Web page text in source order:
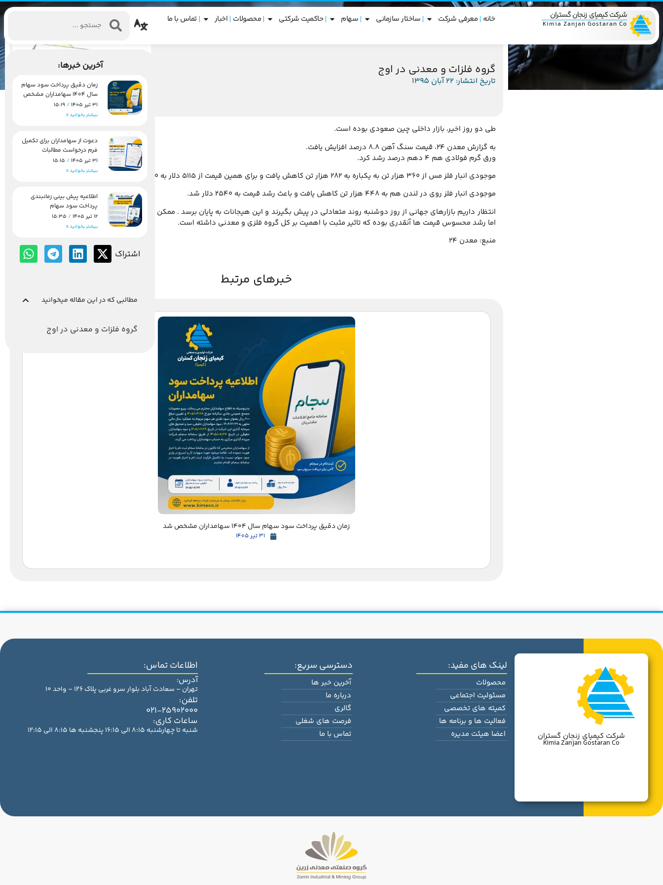
شرکت کیمیای زنجان گستران
Kimia Zanjan Gostaran Co خانه معرفی شرکت ساختار سازمانی سهام حاکمیت شرکتی محصولات اخبار تماس با ما
گروه فلزات و معدنی در اوج
تاریخ انتشار: 22 آبان 1395
طی دو روز اخیر، بازار داخلی چین صعودی بوده است.
به گزارش معدن 24، قیمت سنگ آهن 8.8 درصد افزایش یافت.
ورق گرم فولادی هم 4 دهم درصد رشد کرد.
موجودی انبار فلز مس از 360 هزار تن به یکباره به 282 هزار تن کاهش یافت و برای همین قیمت از 5115 دلار به 5650 دلار رسید.
موجودی انبار فلز روی در لندن هم به 448 هزار تن کاهش یافت و باعث رشد قیمت به 2540 دلار شد.
انتظار داریم بازارهای جهانی از روز دوشنبه روند متعادلی در پیش بگیرند و این هیجانات به پایان برسد . ممکن است برخی فلزات اندکی از راه رفته را بازگردند
اما رشد محسوس قیمت ها آنقدری بوده که تاثیر مثبت با اهمیت بر کل گروه فلزی و معدنی داشته است.
منبع: معدن 24
خبرهای مرتبط
زمان دقیق پرداخت سود سهام سال 1404 سهامداران مشخص شد
31 تیر 1405
مطالبی که در این مقاله میخوانید
گروه فلزات و معدنی در اوج
اشتراک
آخرین خبرها:
زمان دقیق پرداخت سود سهام
سال 1404 سهامداران مشخص
شد
31 تیر 1405
بیشتر بخوانید »
دعوت از سهامداران برای تکمیل
فرم درخواست مطالبات
31 تیر 1405
بیشتر بخوانید »
اطلاعیه پیش بینی زمانبندی
پرداخت سود سهام
12 تیر 1405
بیشتر بخوانید »
اطلاعات تماس:
آدرس:
تهران – سعادت آباد بلوار سرو غربی پلاک 126 – واحد 10
تلفن:
021-25902000
ساعات کاری:
شنبه تا چهارشنبه 8:15 الی 16:15 پنجشنبه ها 8:15 الی 12:15
دسترسی سریع:
آخرین خبر ها
درباره ما
گالری
فرصت های شغلی
تماس با ما
لینک های مفید:
محصولات
مسئولیت اجتماعی
کمیته های تخصصی
فعالیت ها و برنامه ها
اعضا هیئت مدیره
شرکت کیمیای زنجان گستران
Kimia Zanjan Gostaran Co